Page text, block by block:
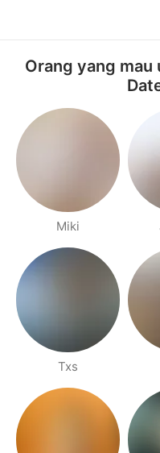
Orang yang mau
Miki
Txs